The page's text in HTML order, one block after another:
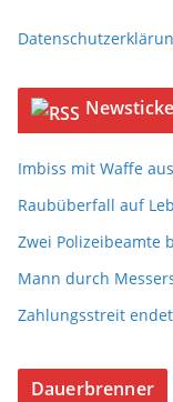
Imbiss mit Waffe
Raubüberfall auf
Zwei Polizeibeamte
Mann durch
Zahlungsstreit
Dauerbrenner